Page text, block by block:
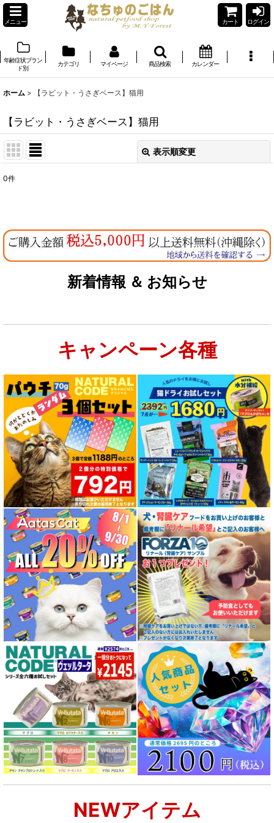
メニュー カート ログイン
年齢症状ブラン
ド別
カテゴリ マイページ 商品検索 カレンダー
ホーム > 【ラビット・うさぎベース】猫用
【ラビット・うさぎベース】猫用
表示順変更
並び順
絞り込む
0件
新着情報 ＆ お知らせ
キャンペーン各種
NEWアイテム